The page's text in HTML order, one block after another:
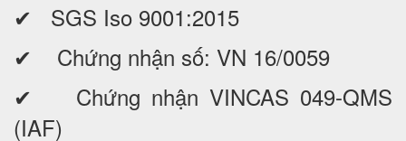
✔ SGS Iso 9001:2015
✔ Chứng nhận số: VN 16/0059
✔ Chứng nhận VINCAS 049-QMS
(IAF)